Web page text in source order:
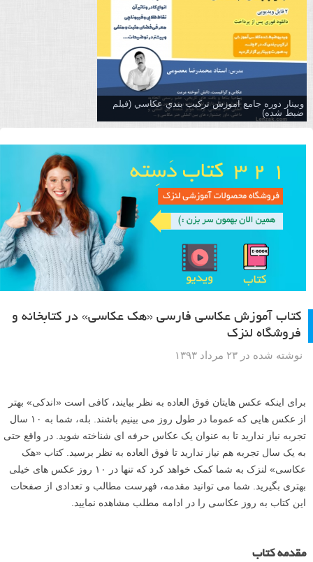
وبینار دوره جامع آموزش تركيب بندي عكاسي (فیلم
ضبط شده)
کتاب آموزش عکاسی فارسی «هک عکاسی» در کتابخانه و
فروشگاه لنزک
نوشته شده در ۲۳ مرداد ۱۳۹۳
برای اینکه عکس هایتان فوق العاده به نظر بیایند، کافی است «اندکی» بهتر
از عکس هایی که عموما در طول روز می بینیم باشند. بله، شما به ۱۰ سال
تجربه نیاز ندارید تا به عنوان یک عکاس حرفه ای شناخته شوید. در واقع حتی
به یک سال تجربه هم نیاز ندارید تا فوق العاده به نظر برسید. کتاب «هک
عکاسی» لنزک به شما کمک خواهد کرد که تنها در ۱۰ روز عکس های خیلی
بهتری بگیرید. شما می توانید مقدمه، فهرست مطالب و تعدادی از صفحات
این کتاب به روز عکاسی را در ادامه مطلب مشاهده نمایید.
مقدمه کتاب